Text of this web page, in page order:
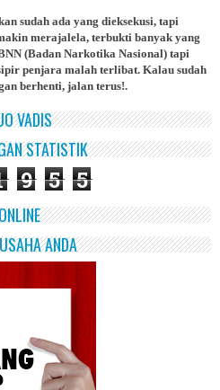
sudah ada yang dieksekusi, tapi
merajalela, terbukti banyak yang
(Badan Narkotika Nasional) tapi
penjara malah terlibat. Kalau sudah
berhenti, jalan terus!.
VADIS
STATISTIK
9 5 5
ANDA